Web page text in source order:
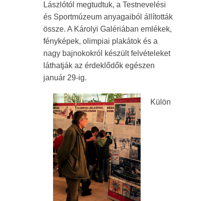
Lászlótól megtudtuk, a Testnevelési
és Sportmúzeum anyagaiból állították
össze. A Károlyi Galériában emlékek,
fényképek, olimpiai plakátok és a
nagy bajnokokról készült felvételeket
láthatják az érdeklődők egészen
január 29-ig.
Külön